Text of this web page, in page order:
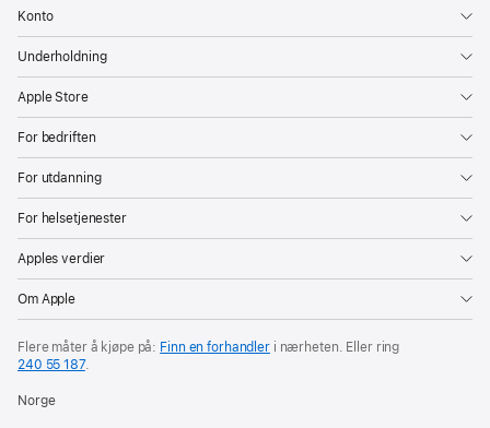
Konto
Underholdning
Apple Store
For bedriften
For utdanning
For helsetjenester
Apples verdier
Om Apple
Flere måter å kjøpe på: Finn en forhandleri nærheten. Eller ring
240 55 187.
Norge